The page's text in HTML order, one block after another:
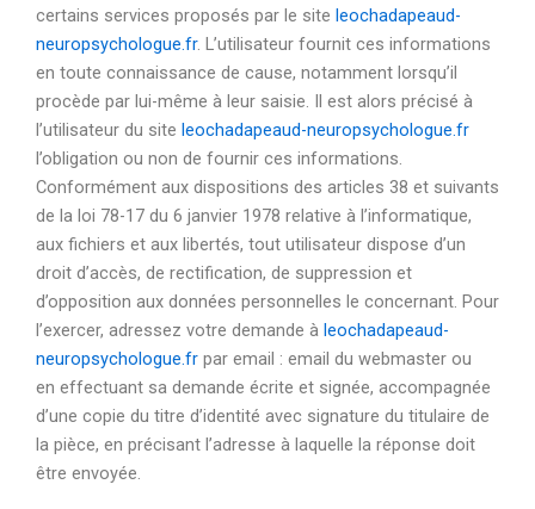
certains services proposés par le site leochadapeaud-
neuropsychologue.fr. L’utilisateur fournit ces informations
en toute connaissance de cause, notamment lorsqu’il
procède par lui-même à leur saisie. Il est alors précisé à
l’utilisateur du site leochadapeaud-neuropsychologue.fr
l’obligation ou non de fournir ces informations.
Conformément aux dispositions des articles 38 et suivants
de la loi 78-17 du 6 janvier 1978 relative à l’informatique,
aux fichiers et aux libertés, tout utilisateur dispose d’un
droit d’accès, de rectification, de suppression et
d’opposition aux données personnelles le concernant. Pour
l’exercer, adressez votre demande à leochadapeaud-
neuropsychologue.fr par email : email du webmaster ou
en effectuant sa demande écrite et signée, accompagnée
d’une copie du titre d’identité avec signature du titulaire de
la pièce, en précisant l’adresse à laquelle la réponse doit
être envoyée.